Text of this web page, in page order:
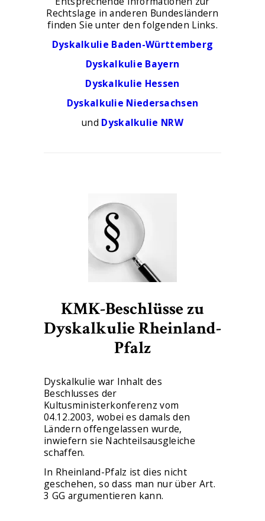
Rechtslage in anderen Bundesländern
finden Sie unter den folgenden Links.
Dyskalkulie Baden-Württemberg
Dyskalkulie Bayern
Dyskalkulie Hessen
Dyskalkulie Niedersachsen
und Dyskalkulie NRW
KMK-Beschlüsse zu
Dyskalkulie Rheinland-
Pfalz
Dyskalkulie war Inhalt des
Beschlusses der
Kultusministerkonferenz vom
04.12.2003, wobei es damals den
Ländern offengelassen wurde,
inwiefern sie Nachteilsausgleiche
schaffen.
In Rheinland-Pfalz ist dies nicht
geschehen, so dass man nur über Art.
3 GG argumentieren kann.